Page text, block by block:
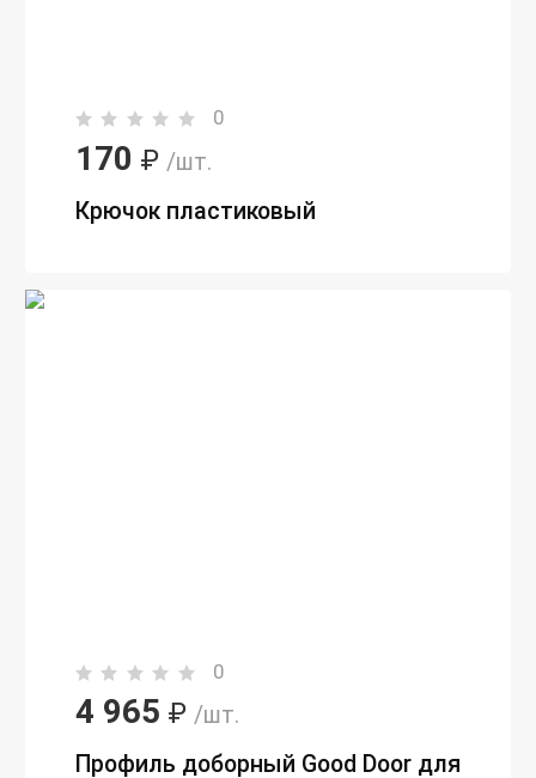
0
170 ₽ /шт.
Крючок пластиковый
0
4 965 ₽ /шт.
Профиль доборный Good Door для